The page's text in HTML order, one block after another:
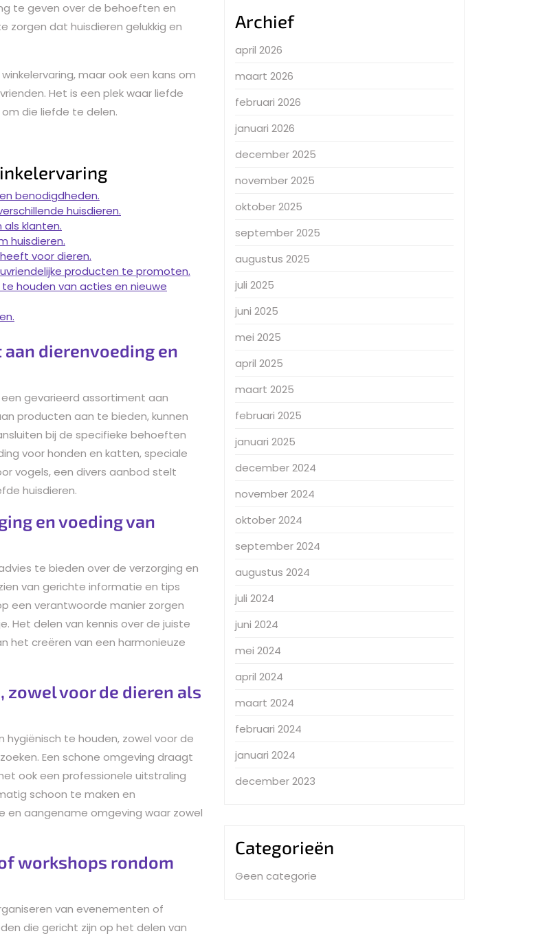
te geven over de behoeften en
zorgen dat huisdieren gelukkig en
maar ook een kans om
Het is een plek waar liefde
die liefde te delen.
benodigdheden.
huisdieren.
als klanten.
huisdieren.
voor dieren.
producten te promoten.
houden van acties en nieuwe
dierenvoeding en
gevarieerd assortiment aan
producten aan te bieden, kunnen
bij de specifieke behoeften
voor honden en katten, speciale
vogels, een divers aanbod stelt
huisdieren.
en voeding van
te bieden over de verzorging en
van gerichte informatie en tips
een verantwoorde manier zorgen
Het delen van kennis over de juiste
het creëren van een harmonieuze
zowel voor de dieren als
hygiënisch te houden, zowel voor de
Een schone omgeving draagt
ook een professionele uitstraling
schoon te maken en
en aangename omgeving waar zowel
workshops rondom
van evenementen of
die gericht zijn op het delen van
Archief
april 2026
maart 2026
februari 2026
januari 2026
december 2025
november 2025
oktober 2025
september 2025
augustus 2025
juli 2025
juni 2025
mei 2025
april 2025
maart 2025
februari 2025
januari 2025
december 2024
november 2024
oktober 2024
september 2024
augustus 2024
juli 2024
juni 2024
mei 2024
april 2024
maart 2024
februari 2024
januari 2024
december 2023
Categorieën
Geen categorie